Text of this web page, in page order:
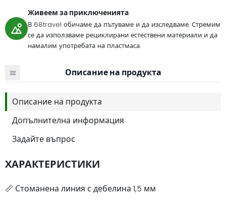
Живеем за приключенията
В 68travel обичаме да пътуваме и да изследваме. Стремим
се да използваме рециклирани естествени материали и да
намалим употребата на пластмаса.
Описание на продукта
Описание на продукта
Допълнителна информация
Задайте въпрос
ХАРАКТЕРИСТИКИ
📏 Стоманена линия с дебелина 1,5 мм